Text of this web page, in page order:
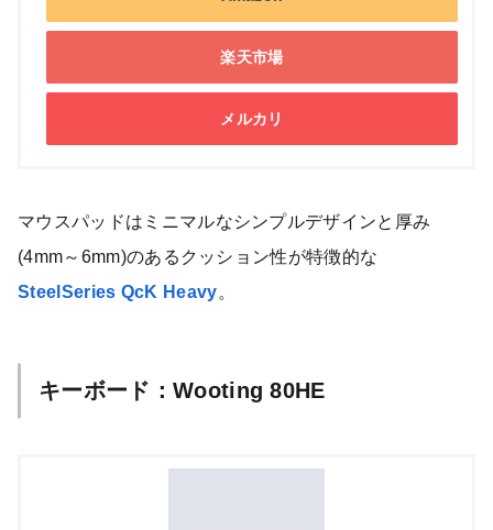
楽天市場
メルカリ
マウスパッドはミニマルなシンプルデザインと厚み
(4mm～6mm)のあるクッション性が特徴的な
SteelSeries QcK Heavy。
キーボード：Wooting 80HE